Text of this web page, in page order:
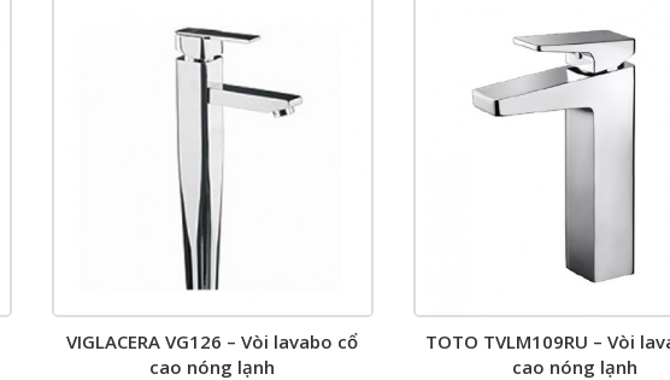
VIGLACERA VG126 – Vòi lavabo cổ
cao nóng lạnh
TOTO TVLM109RU – Vòi
cao nóng lạnh